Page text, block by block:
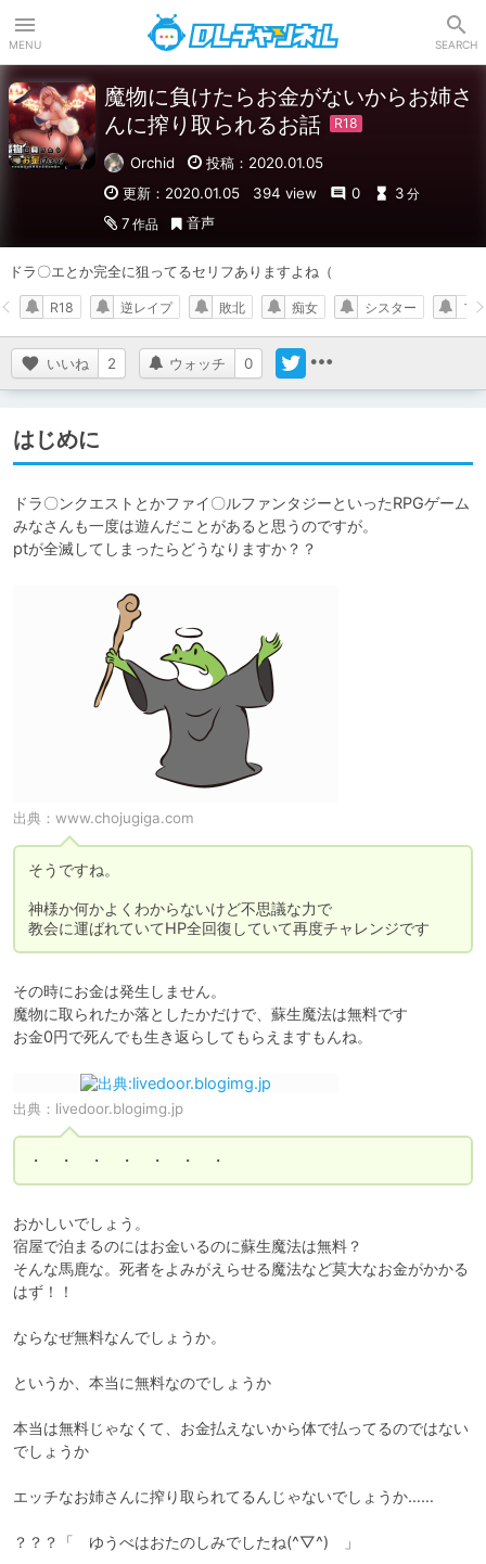
MENU SEARCH
魔物に負けたらお金がないからお姉さ
んに搾り取られるお話
Orchid
投稿：2020.01.05
更新：2020.01.05
394 view 0 3 分
7 作品 音声
ドラ〇エとか完全に狙ってるセリフありますよね（
いいね 2 ウォッチ 0
R18 逆レイプ 敗北 痴女 シスター フ
はじめに
ドラ〇ンクエストとかファイ〇ルファンタジーといったRPGゲーム
みなさんも一度は遊んだことがあると思うのですが。
出典： www.chojugiga.com
そうですね。
神様か何かよくわからないけど不思議な力で
その時にお金は発生しません。
魔物に取られたか落としたかだけで、蘇生魔法は無料です
お金0円で死んでも生き返らしてもらえますもんね。
出典： livedoor.blogimg.jp
・　・　・　・　・　・　・
おかしいでしょう。
宿屋で泊まるのにはお金いるのに蘇生魔法は無料？
そんな馬鹿な。死者をよみがえらせる魔法など莫大なお金がかかる
はず！！
ならなぜ無料なんでしょうか。
というか、本当に無料なのでしょうか
本当は無料じゃなくて、お金払えないから体で払ってるのではない
でしょうか
エッチなお姉さんに搾り取られてるんじゃないでしょうか……